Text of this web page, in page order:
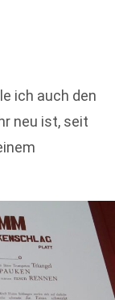
ich auch den
neu ist, seit